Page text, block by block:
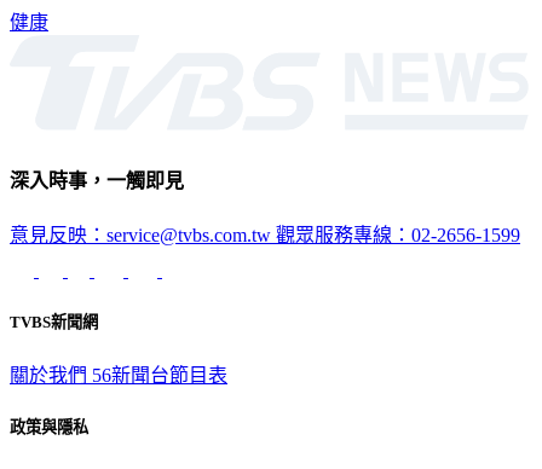
健康
深入時事，一觸即見
意見反映：service@tvbs.com.tw 觀眾服務專線：02-2656-1599
TVBS新聞網
關於我們 56新聞台節目表
政策與隱私